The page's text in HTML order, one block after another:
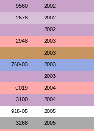
9560 2002
2678 2002
2002
2948 2003
2003
760-03 2003
2003
C019 2004
3100 2004
918-05 2005
3268 2005